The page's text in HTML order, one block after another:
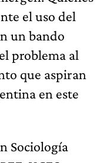
el uso del
un bando
problema al
que aspiran
en este
Sociología